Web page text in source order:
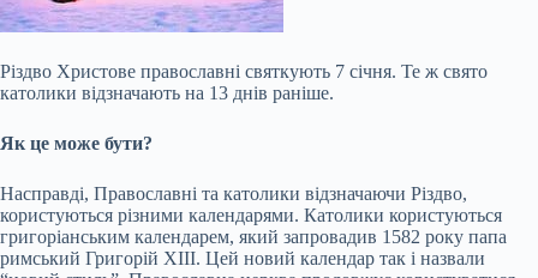
Різдво Христове православні святкують 7 січня. Те ж свято
католики відзначають на 13 днів раніше.
Як це може бути?
Насправді, Православні та католики відзначаючи Різдво,
користуються різними календарями. Католики користуються
григоріанським календарем, який запровадив 1582 року папа
римський Григорій XIII. Цей новий календар так і назвали